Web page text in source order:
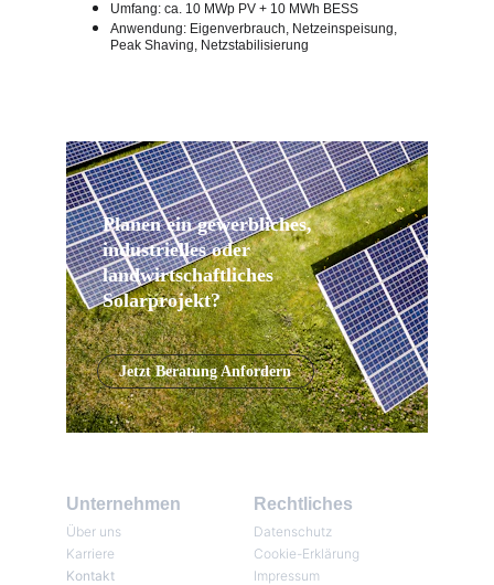
Umfang: ca. 10 MWp PV + 10 MWh BESS
Anwendung: Eigenverbrauch, Netzeinspeisung,
Peak Shaving, Netzstabilisierung
Planen ein gewerbliches,
industrielles oder
landwirtschaftliches
Solarprojekt?
Jetzt Beratung Anfordern
Karriere
Datenschutz
Kontakt Impressum
Rechtliches
Unternehmen
Über uns
Cookie-Erklärung